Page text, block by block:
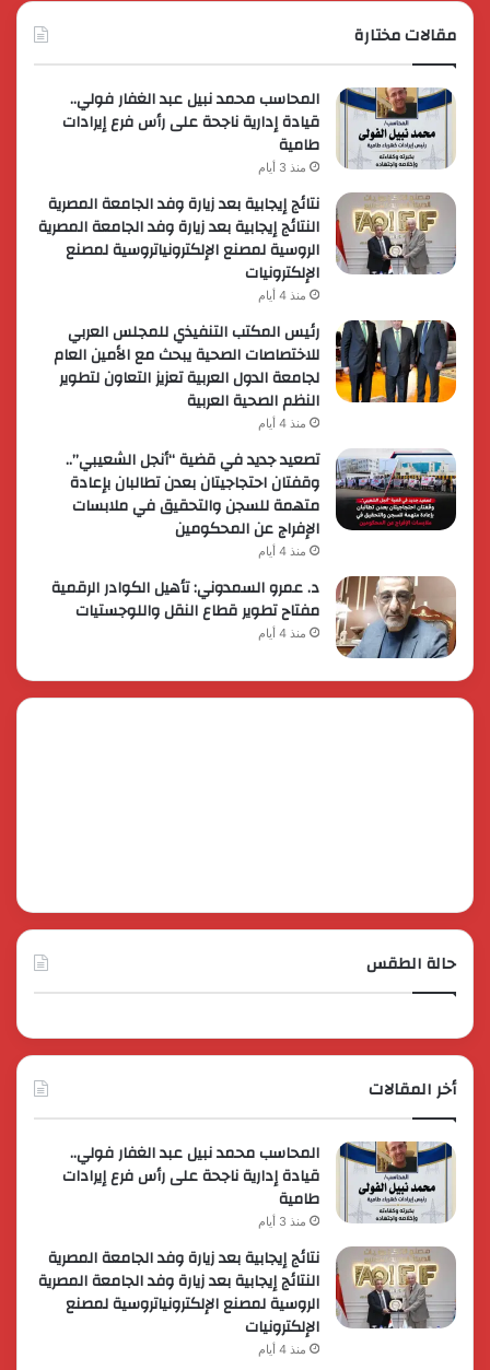
مقالات مختارة
المحاسب محمد نبيل عبد الغفار فولي..
قيادة إدارية ناجحة على رأس فرع إيرادات
طامية
منذ 3 أيام
نتائج إيجابية بعد زيارة وفد الجامعة المصرية
النتائج إيجابية بعد زيارة وفد الجامعة المصرية
الروسية لمصنع الإلكترونياتروسية لمصنع
الإلكترونيات
منذ 4 أيام
رئيس المكتب التنفيذي للمجلس العربي
للاختصاصات الصحية يبحث مع الأمين العام
لجامعة الدول العربية تعزيز التعاون لتطوير
النظم الصحية العربية
منذ 4 أيام
تصعيد جديد في قضية “أنجل الشعيبي”..
وقفتان احتجاجيتان بعدن تطالبان بإعادة
متهمة للسجن والتحقيق في ملابسات
الإفراج عن المحكومين
منذ 4 أيام
د. عمرو السمدوني: تأهيل الكوادر الرقمية
مفتاح تطوير قطاع النقل واللوجستيات
منذ 4 أيام
حالة الطقس
أخر المقالات
المحاسب محمد نبيل عبد الغفار فولي..
قيادة إدارية ناجحة على رأس فرع إيرادات
طامية
منذ 3 أيام
نتائج إيجابية بعد زيارة وفد الجامعة المصرية
النتائج إيجابية بعد زيارة وفد الجامعة المصرية
الروسية لمصنع الإلكترونياتروسية لمصنع
الإلكترونيات
منذ 4 أيام